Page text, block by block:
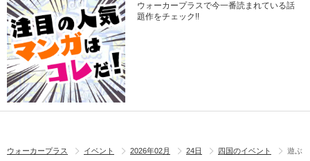
ウォーカープラスで今一番読まれている話
題作をチェック!!
ウォーカープラス イベント 2026年02月 24日 四国のイベント 遊ぶ